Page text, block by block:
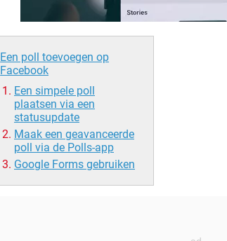
Een poll toevoegen op
Facebook
Een simpele poll
plaatsen via een
statusupdate
Maak een geavanceerde
poll via de Polls-app
Google Forms gebruiken